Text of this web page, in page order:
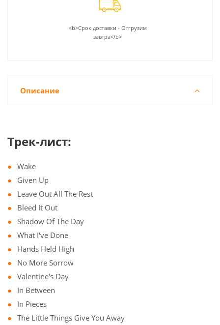
<b>Срок доставки - Отгрузим
завтра</b>
Описание
Трек-лист:
Wake
Given Up
Leave Out All The Rest
Bleed It Out
Shadow Of The Day
What I've Done
Hands Held High
No More Sorrow
Valentine's Day
In Between
In Pieces
The Little Things Give You Away